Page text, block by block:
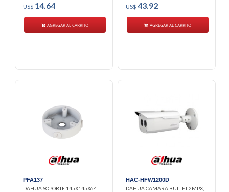
US$ 14.64
AGREGAR AL CARRITO
US$43.92
AGREGAR AL CARRITO
PFA137
DAHUA SOPORTE 145X145X64 -
HAC-HFW1200D
DAHUA CAMARA BULLET 2MPX,